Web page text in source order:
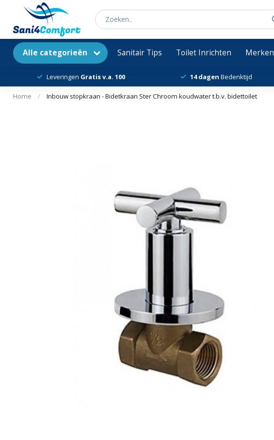
Alle categorieën Sanitair Tips Toilet Inrichten Merken
Leveringen Gratis v.a. 100 14 dagen Bedenktijd
Home / Inbouw stopkraan - Bidetkraan Ster Chroom koudwater t.b.v. bidettoilet